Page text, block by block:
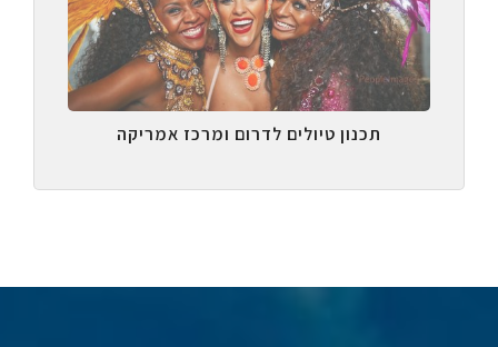
תכנון טיולים לדרום ומרכז אמריקה